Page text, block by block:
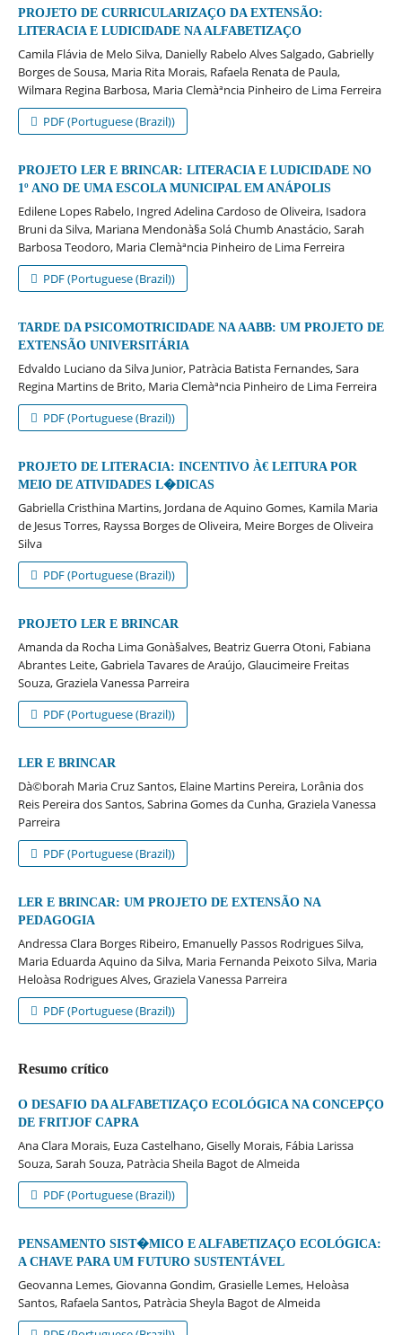
PROJETO DE CURRICULARIZAÇO DA EXTENSÃO:
LITERACIA E LUDICIDADE NA ALFABETIZAÇO
Camila Flávia de Melo Silva, Danielly Rabelo Alves Salgado, Gabrielly
Borges de Sousa, Maria Rita Morais, Rafaela Renata de Paula,
Wilmara Regina Barbosa, Maria Clemàªncia Pinheiro de Lima Ferreira
PDF (Portuguese (Brazil))
PROJETO LER E BRINCAR: LITERACIA E LUDICIDADE NO
1º ANO DE UMA ESCOLA MUNICIPAL EM ANÁPOLIS
Edilene Lopes Rabelo, Ingred Adelina Cardoso de Oliveira, Isadora
Bruni da Silva, Mariana Mendonà§a Solá Chumb Anastácio, Sarah
Barbosa Teodoro, Maria Clemàªncia Pinheiro de Lima Ferreira
PDF (Portuguese (Brazil))
TARDE DA PSICOMOTRICIDADE NA AABB: UM PROJETO DE
EXTENSÃO UNIVERSITÁRIA
Edvaldo Luciano da Silva Junior, Patrà­cia Batista Fernandes, Sara
Regina Martins de Brito, Maria Clemàªncia Pinheiro de Lima Ferreira
PDF (Portuguese (Brazil))
PROJETO DE LITERACIA: INCENTIVO À€ LEITURA POR
MEIO DE ATIVIDADES L�DICAS
Gabriella Cristhina Martins, Jordana de Aquino Gomes, Kamila Maria
de Jesus Torres, Rayssa Borges de Oliveira, Meire Borges de Oliveira
Silva
PDF (Portuguese (Brazil))
PROJETO LER E BRINCAR
Amanda da Rocha Lima Gonà§alves, Beatriz Guerra Otoni, Fabiana
Abrantes Leite, Gabriela Tavares de Araújo, Glaucimeire Freitas
Souza, Graziela Vanessa Parreira
PDF (Portuguese (Brazil))
LER E BRINCAR
Dà©borah Maria Cruz Santos, Elaine Martins Pereira, Lorânia dos
Reis Pereira dos Santos, Sabrina Gomes da Cunha, Graziela Vanessa
Parreira
PDF (Portuguese (Brazil))
LER E BRINCAR: UM PROJETO DE EXTENSÃO NA
PEDAGOGIA
Andressa Clara Borges Ribeiro, Emanuelly Passos Rodrigues Silva,
Maria Eduarda Aquino da Silva, Maria Fernanda Peixoto Silva, Maria
Heloà­sa Rodrigues Alves, Graziela Vanessa Parreira
PDF (Portuguese (Brazil))
Resumo crítico
O DESAFIO DA ALFABETIZAÇO ECOLÓGICA NA CONCEPÇO
DE FRITJOF CAPRA
Ana Clara Morais, Euza Castelhano, Giselly Morais, Fábia Larissa
Souza, Sarah Souza, Patrà­cia Sheila Bagot de Almeida
PDF (Portuguese (Brazil))
PENSAMENTO SIST�MICO E ALFABETIZAÇO ECOLÓGICA:
A CHAVE PARA UM FUTURO SUSTENTÁVEL
Geovanna Lemes, Giovanna Gondim, Grasielle Lemes, Heloà­sa
Santos, Rafaela Santos, Patrà­cia Sheyla Bagot de Almeida